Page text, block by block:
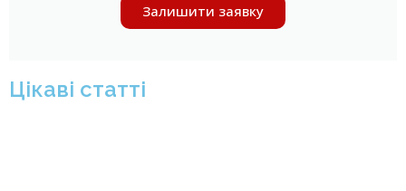
Залишити заявку
Цікаві статті